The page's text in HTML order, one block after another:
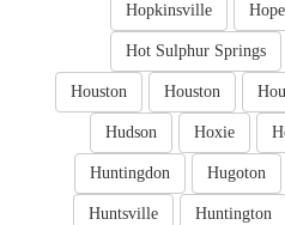
Hopkinsville
Hot Sulphur Springs
Houston
Houston
Hoxie
Hudson
Hugoton
Huntingdon
Huntington
Huntsville